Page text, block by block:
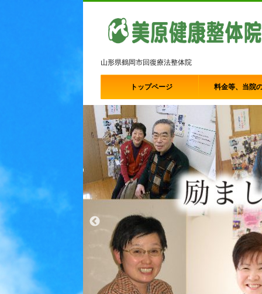
山形県鶴岡市回復療法整体院
トップページ 料金等、当院